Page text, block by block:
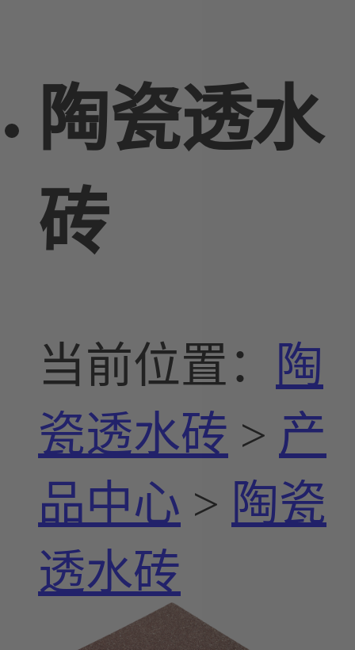
陶瓷透水
砖
当前位置：
陶
瓷透水砖 > 产
品中心 > 陶瓷
透水砖